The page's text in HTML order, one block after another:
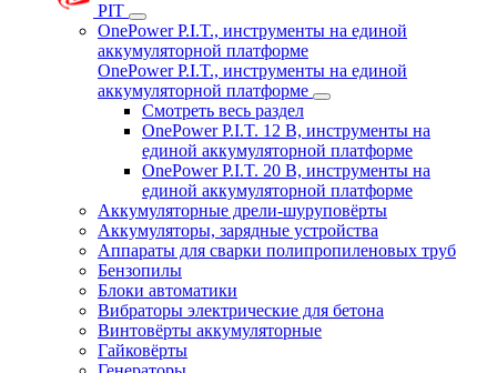
PIT
OnePower P.I.T., инструменты на единой
аккумуляторной платформе
OnePower P.I.T., инструменты на единой
аккумуляторной платформе
Смотреть весь раздел
OnePower P.I.T. 12 В, инструменты на
единой аккумуляторной платформе
OnePower P.I.T. 20 В, инструменты на
единой аккумуляторной платформе
Аккумуляторные дрели-шуруповёрты
Аккумуляторы, зарядные устройства
Аппараты для сварки полипропиленовых труб
Бензопилы
Блоки автоматики
Вибраторы электрические для бетона
Винтовёрты аккумуляторные
Гайковёрты